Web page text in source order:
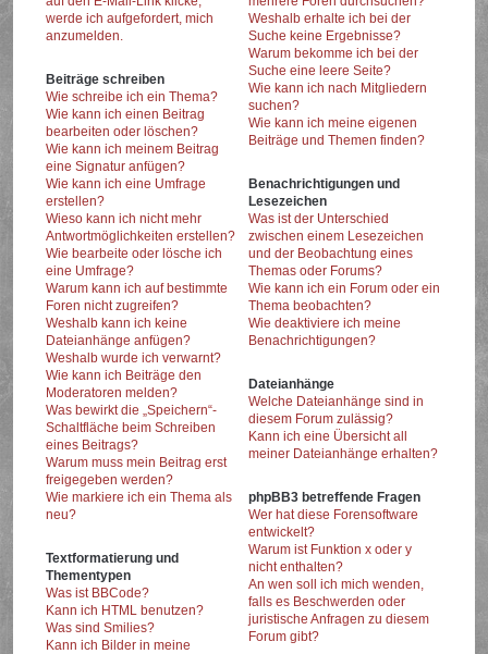
werde ich aufgefordert, mich
anzumelden.
Beiträge schreiben
Wie schreibe ich ein Thema?
Wie kann ich einen Beitrag
bearbeiten oder löschen?
Wie kann ich meinem Beitrag
eine Signatur anfügen?
Wie kann ich eine Umfrage
erstellen?
Wieso kann ich nicht mehr
Antwortmöglichkeiten erstellen?
Wie bearbeite oder lösche ich
eine Umfrage?
Warum kann ich auf bestimmte
Foren nicht zugreifen?
Weshalb kann ich keine
Dateianhänge anfügen?
Weshalb wurde ich verwarnt?
Wie kann ich Beiträge den
Moderatoren melden?
Was bewirkt die „Speichern“-
Schaltfläche beim Schreiben
eines Beitrags?
Warum muss mein Beitrag erst
freigegeben werden?
Wie markiere ich ein Thema als
neu?
Textformatierung und
Thementypen
Was ist BBCode?
Kann ich HTML benutzen?
Was sind Smilies?
Kann ich Bilder in meine
Weshalb erhalte ich bei der
Suche keine Ergebnisse?
Warum bekomme ich bei der
Suche eine leere Seite?
Wie kann ich nach Mitgliedern
suchen?
Wie kann ich meine eigenen
Beiträge und Themen finden?
Benachrichtigungen und
Lesezeichen
Was ist der Unterschied
zwischen einem Lesezeichen
und der Beobachtung eines
Themas oder Forums?
Wie kann ich ein Forum oder ein
Thema beobachten?
Wie deaktiviere ich meine
Benachrichtigungen?
Dateianhänge
Welche Dateianhänge sind in
diesem Forum zulässig?
Kann ich eine Übersicht all
meiner Dateianhänge erhalten?
phpBB3 betreffende Fragen
Wer hat diese Forensoftware
entwickelt?
Warum ist Funktion x oder y
nicht enthalten?
An wen soll ich mich wenden,
falls es Beschwerden oder
juristische Anfragen zu diesem
Forum gibt?